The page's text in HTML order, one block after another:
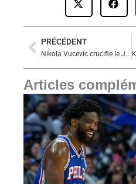
Précédent
PRÉCÉDENT
Nikola Vucevic crucifie le Jazz à 4 secondes de la fin : Sensabaugh en feu
Articles